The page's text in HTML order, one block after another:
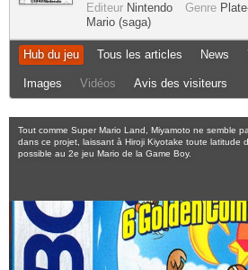
Editeur Nintendo Genre
Mario (saga)
Hub du jeu Tous les articles News
Images Vidéos Avis des visiteurs
Tout comme Super Mario Land, Miyamoto ne semble
dans ce projet, laissant à Hiroji Kiyotake toute latitude
possible au 2e jeu Mario de la Game Boy.